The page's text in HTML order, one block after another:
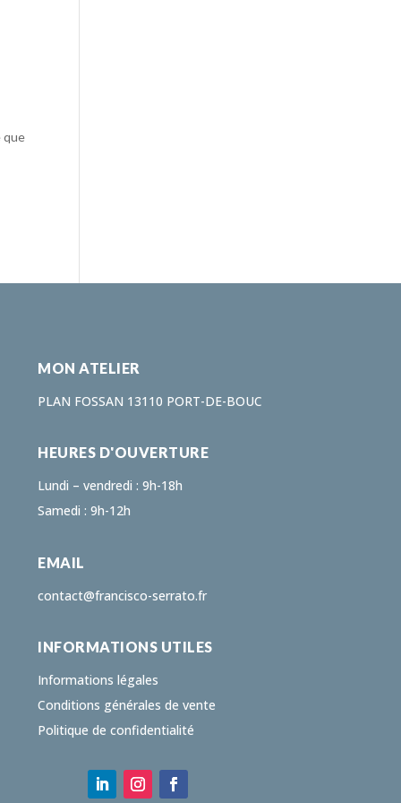
que
MON ATELIER
PLAN FOSSAN 13110 PORT-DE-BOUC
HEURES D'OUVERTURE
Lundi – vendredi : 9h-18h
Samedi : 9h-12h
EMAIL
contact@francisco-serrato.fr
INFORMATIONS UTILES
Informations légales
Conditions générales de vente
Politique de confidentialité